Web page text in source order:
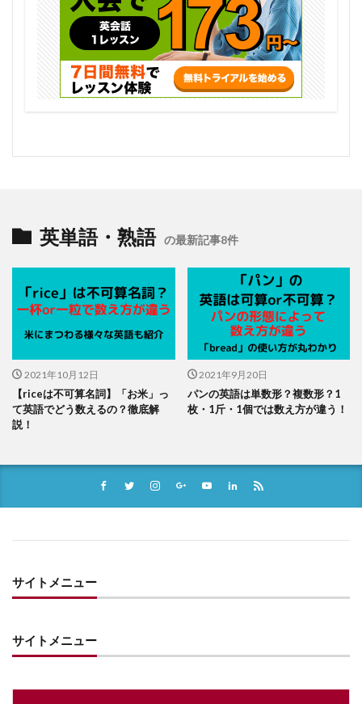
英単語・熟語 の最新記事8件
2021年10月12日
【riceは不可算名詞】「お米」っ
て英語でどう数えるの？徹底解
説！
2021年9月20日
パンの英語は単数形？複数形？1
枚・1斤・1個では数え方が違う！
サイトメニュー
サイトメニュー